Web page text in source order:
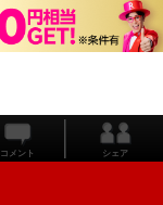
コメント シェア